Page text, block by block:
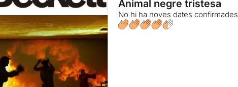
Animal negre tristesa
No hi ha noves dates confirmades